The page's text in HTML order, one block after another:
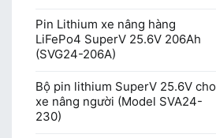
Pin Lithium xe nâng hàng
LiFePo4 SuperV 25.6V 206Ah
(SVG24-206A)
Bộ pin lithium SuperV 25.6V cho
xe nâng người (Model SVA24-
230)